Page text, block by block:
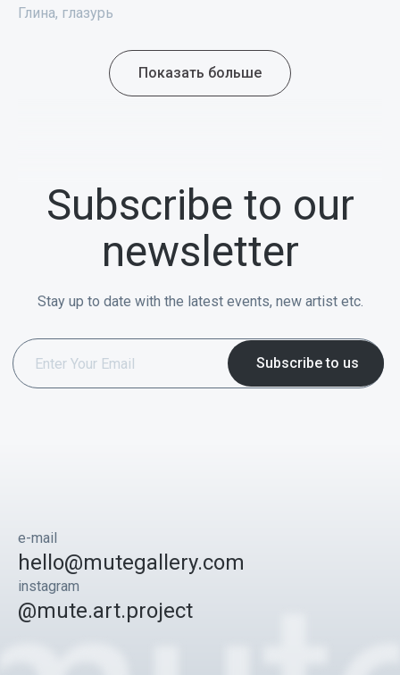
Глина, глазурь
Показать больше
Subscribe to our
newsletter
Stay up to date with the latest events, new artist etc.
e-mail
hello@mutegallery.com
instagram
@mute.art.project